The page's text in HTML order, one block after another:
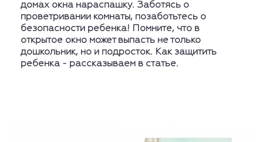
домах окна нараспашку. Заботясь о
проветривании комнаты, позаботьтесь о
безопасности ребенка! Помните, что в
открытое окно может выпасть не только
дошкольник, но и подросток. Как защитить
ребенка - рассказываем в статье.